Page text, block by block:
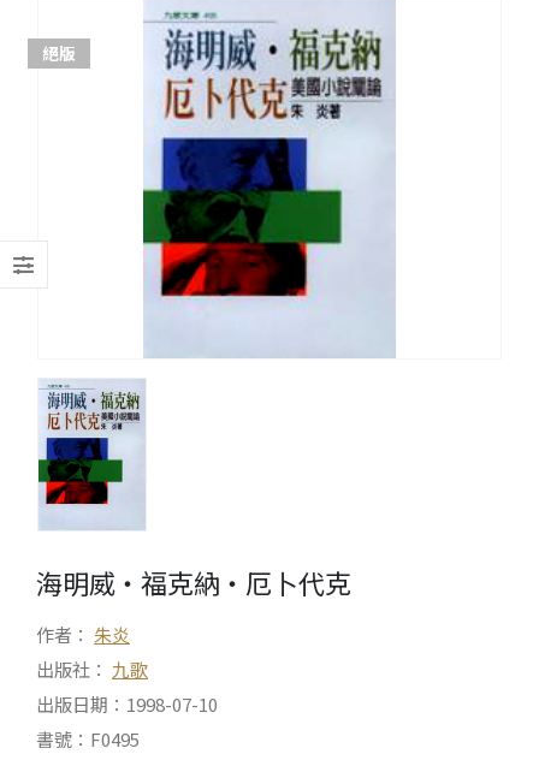
絕版
海明威‧福克納‧厄卜代克
作者： 朱炎
出版社： 九歌
出版日期：1998-07-10
書號：F0495